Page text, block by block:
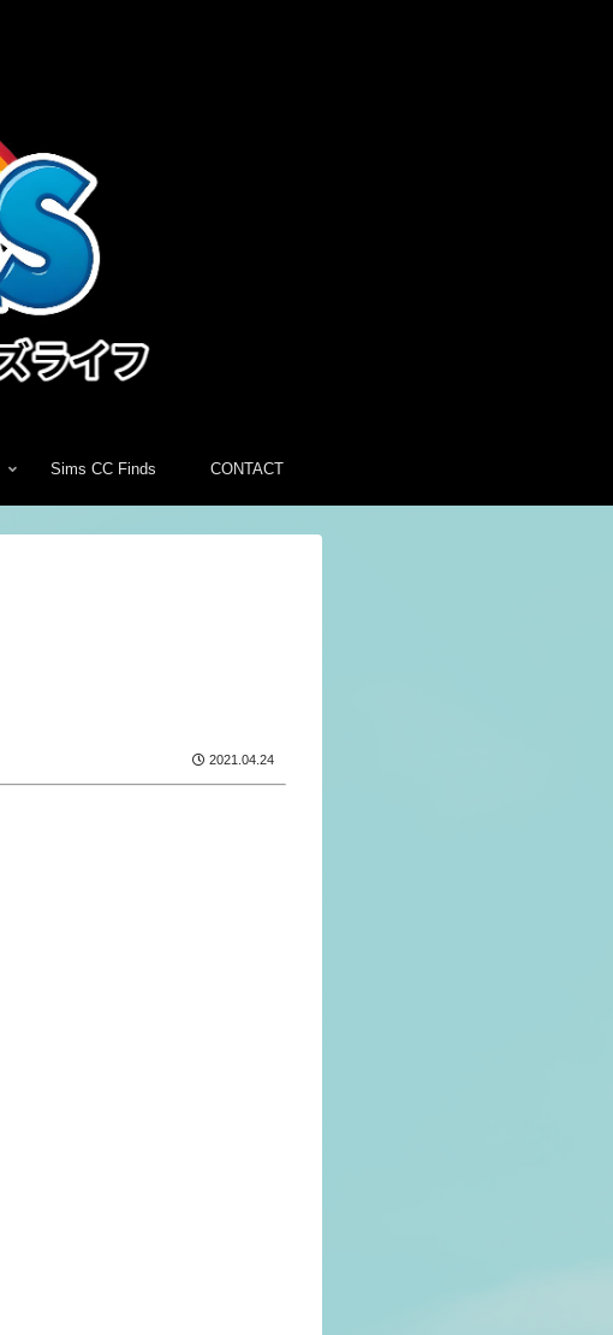
Sims CC Finds CONTACT
2021.04.24